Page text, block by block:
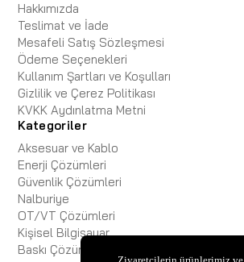
Hakkımızda
Teslimat ve İade
Mesafeli Satış Sözleşmesi
Ödeme Seçenekleri
Kullanım Şartları ve Koşulları
Gizlilik ve Çerez Politikası
KVKK Aydınlatma Metni
Kategoriler
Aksesuar ve Kablo
Enerji Çözümleri
Güvenlik Çözümleri
Nalburiye
OT/VT Çözümleri
Kişisel Bilgisayar
Baskı Çözümleri